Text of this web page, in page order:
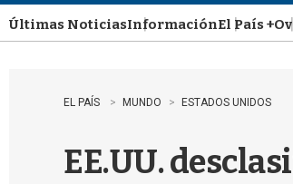
u
Últimas NoticiasInformaciónEl País +
EL PAÍS MUNDO ESTADOS UNIDOS
EE.UU.